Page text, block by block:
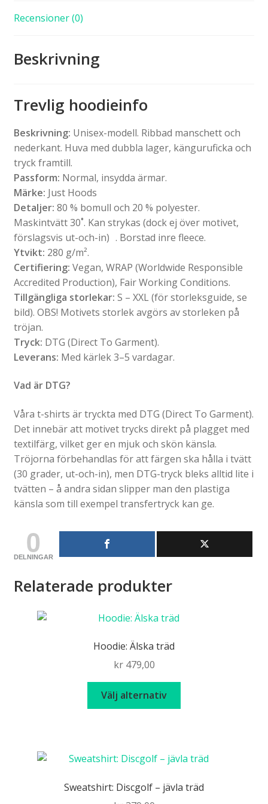
Recensioner (0)
Beskrivning
Trevlig hoodieinfo
Beskrivning: Unisex-modell. Ribbad manschett och
nederkant. Huva med dubbla lager, känguruficka och
tryck framtill.
Passform: Normal, insydda ärmar.
Märke: Just Hoods
Detaljer: 80 % bomull och 20 % polyester.
Maskintvätt 30˚. Kan strykas (dock ej över motivet,
förslagsvis ut-och-in) . Borstad inre fleece.
Ytvikt: 280 g/m².
Certifiering: Vegan, WRAP (Worldwide Responsible
Accredited Production), Fair Working Conditions.
Tillgängliga storlekar: S – XXL (för storleksguide, se
bild). OBS! Motivets storlek avgörs av storleken på
tröjan.
Tryck: DTG (Direct To Garment).
Leverans: Med kärlek 3–5 vardagar.
Vad är DTG?
Våra t-shirts är tryckta med DTG (Direct To Garment).
Det innebär att motivet trycks direkt på plagget med
textilfärg, vilket ger en mjuk och skön känsla.
Tröjorna förbehandlas för att färgen ska hålla i tvätt
(30 grader, ut-och-in), men DTG-tryck bleks alltid lite i
tvätten – å andra sidan slipper man den plastiga
känsla som till exempel transfertryck kan ge.
0
DELNINGAR
Relaterade produkter
Hoodie: Älska träd
kr479,00
Välj alternativ
varianter.
olika
Sweatshirt: Discgolf – jävla träd